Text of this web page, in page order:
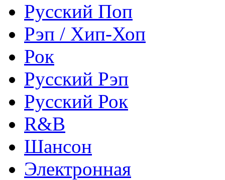
Русский Поп
Рэп / Хип-Хоп
Рок
Русский Рэп
Русский Рок
R&B
Шансон
Электронная